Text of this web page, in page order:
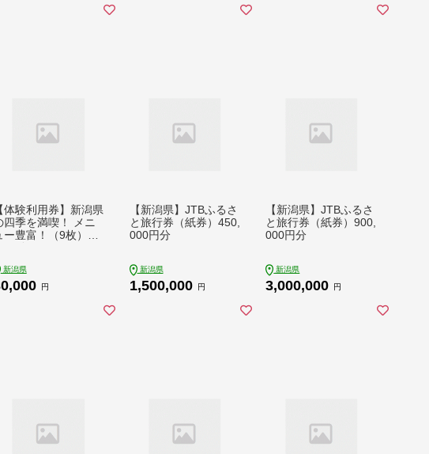
体験利用券】新潟県
四季を満喫！ メニ
ー豊富！（9枚）9,0
新潟県
円
【新潟県】JTBふるさ
と旅行券（紙券）450,
000円分
新潟県
1,500,000 円
【新潟県】JTBふるさ
と旅行券（紙券）900,
000円分
新潟県
3,000,000 円